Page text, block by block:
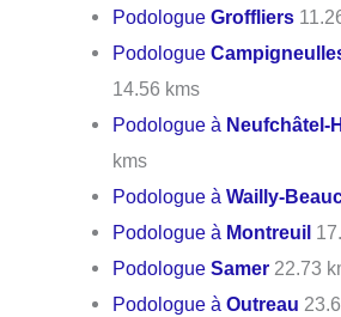
PodologueGroffliers
Podologue
14.56 kms
Podologue à Neufchâtel-
kms
Podologue àWailly-
Podologue à Montreuil
PodologueSamer 22.73
Podologue àOutreau